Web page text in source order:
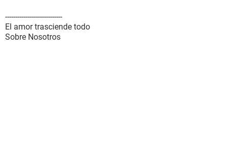
----------------------------
El amor trasciende todo
Sobre Nosotros